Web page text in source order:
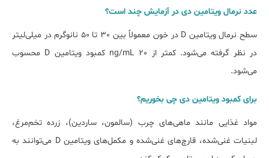
ﻋﺪد ﻧﺮﻣﺎل ویتامین دی در آزﻣﺎﯾﺶ چند اﺳﺖ؟
سطح نرمال ویتامین D در خون معمولاً بین 30 تا 50 نانوگرم در میلی‌لیتر
در نظر گرفته می‌شود. کمتر از 20 ng/mL کمبود ویتامین D محسوب
می‌شود.
ﺑﺮای کمبود ویتامین دی چی ﺑﺨﻮرﯾﻢ؟
مواد غذایی مانند ماهی‌های چرب (سالمون، ساردین)، زرده تخم‌مرغ،
لبنیات غنی‌شده، قارچ‌های غنی‌شده و مکمل‌های ویتامین D می‌توانند به